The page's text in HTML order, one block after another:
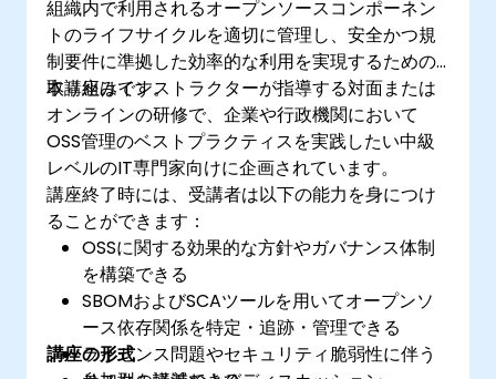
組織内で利用されるオープンソースコンポーネン
トのライフサイクルを適切に管理し、安全かつ規
制要件に準拠した効率的な利用を実現するための
取り組みです。
本講座はインストラクターが指導する対面または
オンラインの研修で、企業や行政機関において
OSS管理のベストプラクティスを実践したい中級
レベルのIT専門家向けに企画されています。
講座終了時には、受講者は以下の能力を身につけ
ることができます：
OSSに関する効果的な方針やガバナンス体制
を構築できる
SBOMおよびSCAツールを用いてオープンソ
ース依存関係を特定・追跡・管理できる
ライセンス問題やセキュリティ脆弱性に伴う
講座の形式